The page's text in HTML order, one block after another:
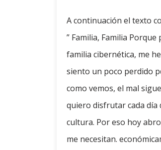
A continuación el texto
” Familia, Familia
familia cibernética, me
siento un poco perdido
como vemos, el mal
quiero disfrutar cada
cultura. Por eso hoy
me necesitan.